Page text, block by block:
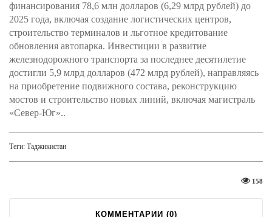
финансирования 78,6 млн долларов (6,29 млрд рублей) до
2025 года, включая создание логистических центров,
строительство терминалов и льготное кредитование
обновления автопарка. Инвестиции в развитие
железнодорожного транспорта за последнее десятилетие
достигли 5,9 млрд долларов (472 млрд рублей), направляясь
на приобретение подвижного состава, реконструкцию
мостов и строительство новых линий, включая магистраль
«Север-Юг»..
Теги: Таджикистан
158
КОММЕНТАРИИ (0)